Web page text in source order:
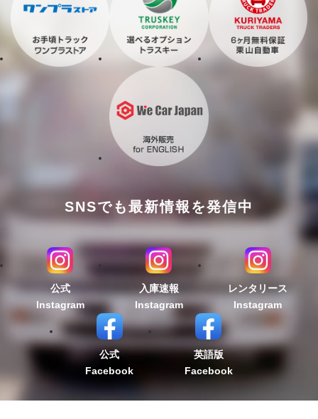
SNSでも最新情報を発信中
公式
Instagram
入庫速報
Instagram
レンタリース
Instagram
公式
Facebook
英語版
Facebook